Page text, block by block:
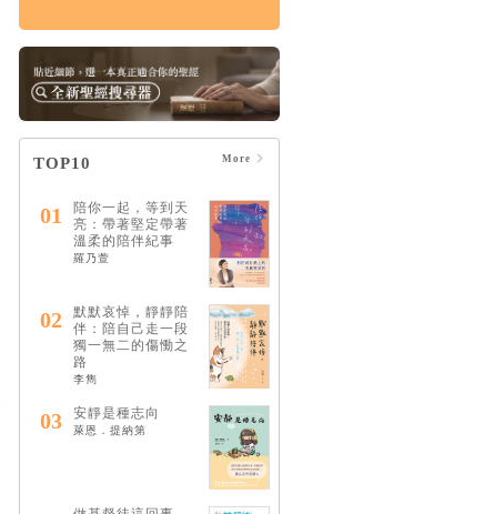
TOP10 More
01
陪你一起，等到天
亮：帶著堅定帶著
溫柔的陪伴紀事
羅乃萱
02
默默哀悼，靜靜陪
伴：陪自己走一段
獨一無二的傷慟之
路
李雋
03 安靜是種志向
萊恩．提納第